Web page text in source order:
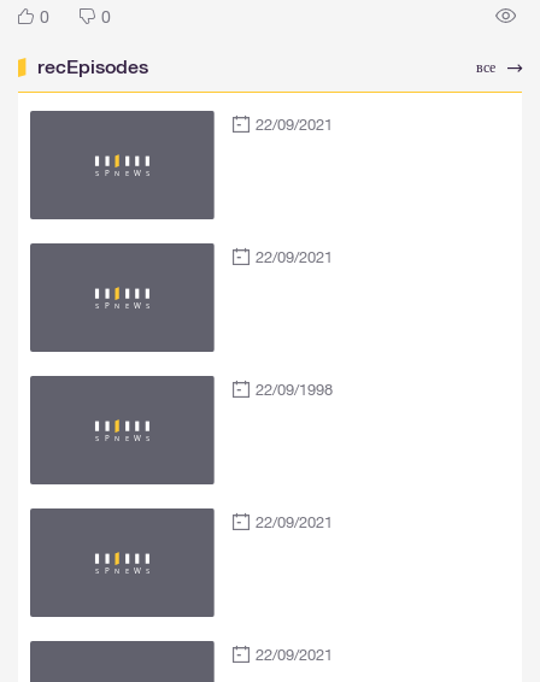
0 0
recEpisodes все
22/09/2021
22/09/2021
22/09/1998
22/09/2021
22/09/2021